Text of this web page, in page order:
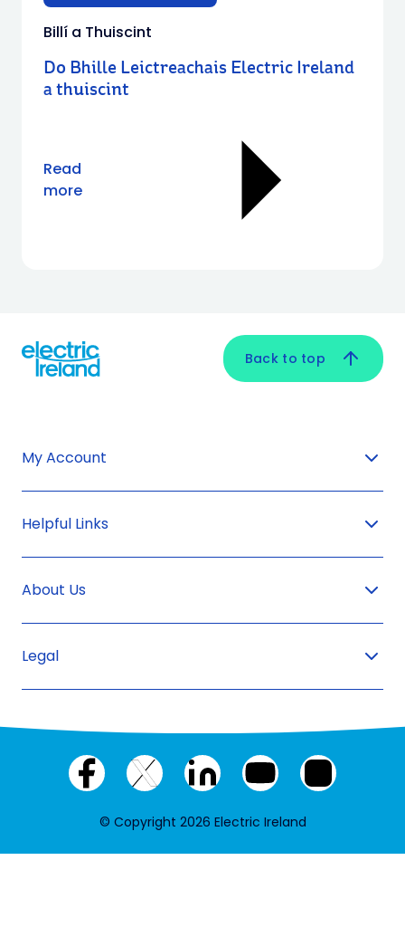
Billí a Thuiscint
Do Bhille Leictreachais Electric Ireland
a thuiscint
Read
more
Back to top
My Account
Helpful Links
About Us
Legal
Facebook
X
LinkedInYouTubeInstagram
© Copyright 2026 Electric Ireland